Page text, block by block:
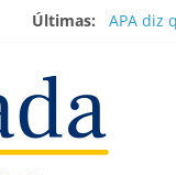
Últimas:
APA diz
Ponte